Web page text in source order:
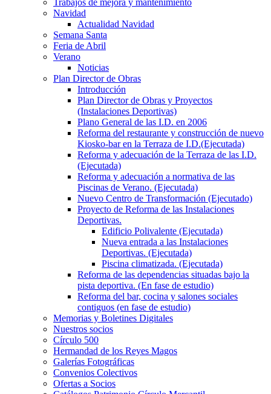
Trabajos de mejora y mantenimiento
Navidad
Actualidad Navidad
Semana Santa
Feria de Abril
Verano
Noticias
Plan Director de Obras
Introducción
Plan Director de Obras y Proyectos
(Instalaciones Deportivas)
Plano General de las I.D. en 2006
Reforma del restaurante y construcción de nuevo
Kiosko-bar en la Terraza de I.D.(Ejecutada)
Reforma y adecuación de la Terraza de las I.D.
(Ejecutada)
Reforma y adecuación a normativa de las
Piscinas de Verano. (Ejecutada)
Nuevo Centro de Transformación (Ejecutado)
Proyecto de Reforma de las Instalaciones
Deportivas.
Edificio Polivalente (Ejecutada)
Nueva entrada a las Instalaciones
Deportivas. (Ejecutada)
Piscina climatizada. (Ejecutada)
Reforma de las dependencias situadas bajo la
pista deportiva. (En fase de estudio)
Reforma del bar, cocina y salones sociales
contiguos (en fase de estudio)
Memorias y Boletines Digitales
Nuestros socios
Círculo 500
Hermandad de los Reyes Magos
Galerías Fotográficas
Convenios Colectivos
Ofertas a Socios